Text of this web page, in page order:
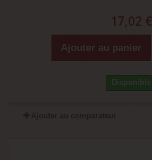
17,02 €
Ajouter au panier
Disponible